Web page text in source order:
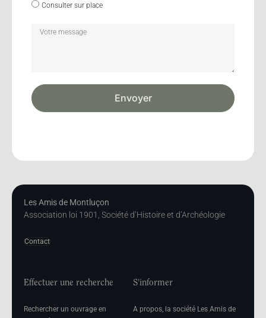
Consulter sur place
Envoyer
Les Amis de Montluçon
Association loi 1901, Société d’Histoire et d’Archéologie
Contact
Effectuer une recherche
Rechercher un ouvrage en
S'informer
A propos, la société Les Amis de